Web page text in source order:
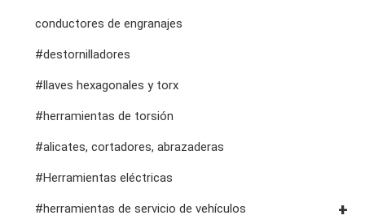
Puntas hexagonales #1/4"
puntas hexagonales de 10 mm
Dados con punta de accionamiento #1/2"
conductores de engranajes
#destornilladores
#llaves hexagonales y torx
#herramientas de torsión
#alicates, cortadores, abrazaderas
#Herramientas eléctricas
#herramientas de servicio de vehículos